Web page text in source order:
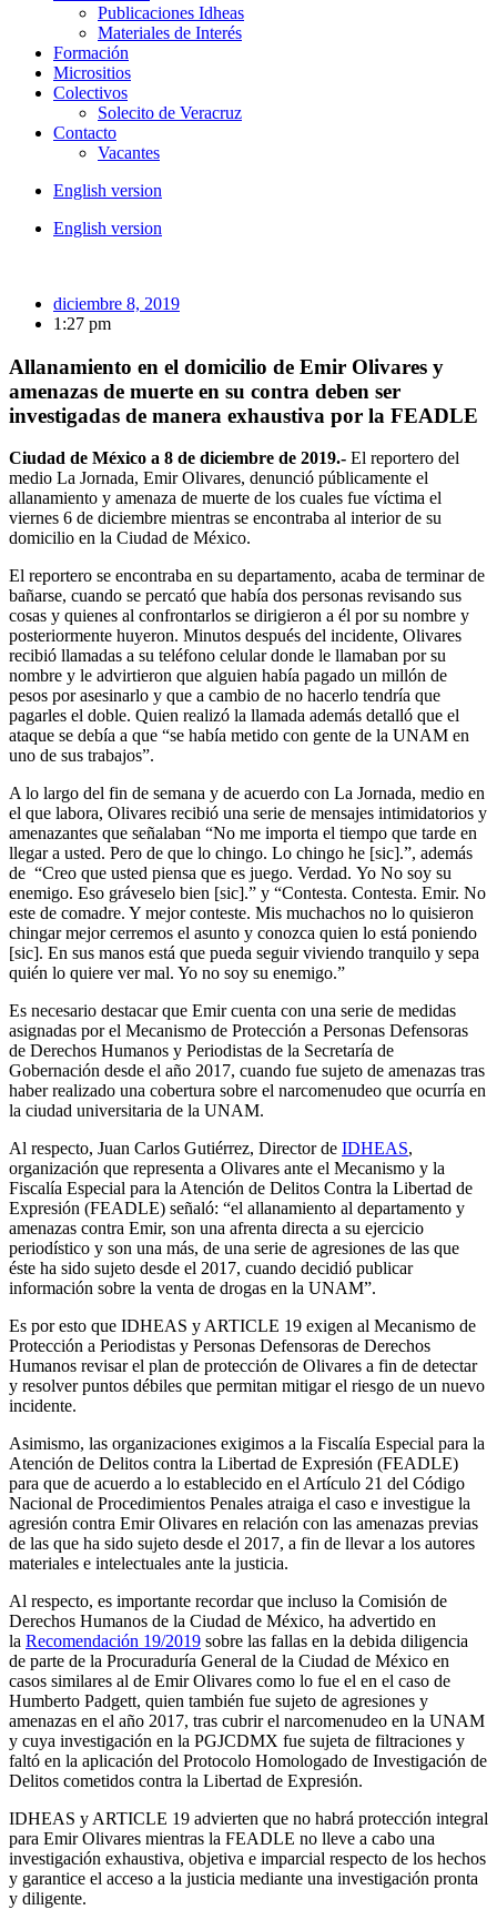
Publicaciones Idheas
Materiales de Interés
Formación
Micrositios
Colectivos
Solecito de Veracruz
Contacto
Vacantes
English version
English version
diciembre 8, 2019
1:27 pm
Allanamiento en el domicilio de Emir Olivares y
amenazas de muerte en su contra deben ser
investigadas de manera exhaustiva por la FEADLE
Ciudad de México a 8 de diciembre de 2019.- El reportero del
medio La Jornada, Emir Olivares, denunció públicamente el
allanamiento y amenaza de muerte de los cuales fue víctima el
viernes 6 de diciembre mientras se encontraba al interior de su
domicilio en la Ciudad de México.
El reportero se encontraba en su departamento, acaba de terminar de
bañarse, cuando se percató que había dos personas revisando sus
cosas y quienes al confrontarlos se dirigieron a él por su nombre y
posteriormente huyeron. Minutos después del incidente, Olivares
recibió llamadas a su teléfono celular donde le llamaban por su
nombre y le advirtieron que alguien había pagado un millón de
pesos por asesinarlo y que a cambio de no hacerlo tendría que
pagarles el doble. Quien realizó la llamada además detalló que el
ataque se debía a que “se había metido con gente de la UNAM en
uno de sus trabajos”.
A lo largo del fin de semana y de acuerdo con La Jornada, medio en
el que labora, Olivares recibió una serie de mensajes intimidatorios y
amenazantes que señalaban “No me importa el tiempo que tarde en
llegar a usted. Pero de que lo chingo. Lo chingo he [sic].”, además
de “Creo que usted piensa que es juego. Verdad. Yo No soy su
enemigo. Eso gráveselo bien [sic].” y “Contesta. Contesta. Emir. No
este de comadre. Y mejor conteste. Mis muchachos no lo quisieron
chingar mejor cerremos el asunto y conozca quien lo está poniendo
[sic]. En sus manos está que pueda seguir viviendo tranquilo y sepa
quién lo quiere ver mal. Yo no soy su enemigo.”
Es necesario destacar que Emir cuenta con una serie de medidas
asignadas por el Mecanismo de Protección a Personas Defensoras
de Derechos Humanos y Periodistas de la Secretaría de
Gobernación desde el año 2017, cuando fue sujeto de amenazas tras
haber realizado una cobertura sobre el narcomenudeo que ocurría en
la ciudad universitaria de la UNAM.
Al respecto, Juan Carlos Gutiérrez, Director de IDHEAS,
organización que representa a Olivares ante el Mecanismo y la
Fiscalía Especial para la Atención de Delitos Contra la Libertad de
Expresión (FEADLE) señaló: “el allanamiento al departamento y
amenazas contra Emir, son una afrenta directa a su ejercicio
periodístico y son una más, de una serie de agresiones de las que
éste ha sido sujeto desde el 2017, cuando decidió publicar
información sobre la venta de drogas en la UNAM”.
Es por esto que IDHEAS y ARTICLE 19 exigen al Mecanismo de
Protección a Periodistas y Personas Defensoras de Derechos
Humanos revisar el plan de protección de Olivares a fin de detectar
y resolver puntos débiles que permitan mitigar el riesgo de un nuevo
incidente.
Asimismo, las organizaciones exigimos a la Fiscalía Especial para la
Atención de Delitos contra la Libertad de Expresión (FEADLE)
para que de acuerdo a lo establecido en el Artículo 21 del Código
Nacional de Procedimientos Penales atraiga el caso e investigue la
agresión contra Emir Olivares en relación con las amenazas previas
de las que ha sido sujeto desde el 2017, a fin de llevar a los autores
materiales e intelectuales ante la justicia.
Al respecto, es importante recordar que incluso la Comisión de
Derechos Humanos de la Ciudad de México, ha advertido en
la Recomendación 19/2019 sobre las fallas en la debida diligencia
de parte de la Procuraduría General de la Ciudad de México en
casos similares al de Emir Olivares como lo fue el en el caso de
Humberto Padgett, quien también fue sujeto de agresiones y
amenazas en el año 2017, tras cubrir el narcomenudeo en la UNAM
y cuya investigación en la PGJCDMX fue sujeta de filtraciones y
faltó en la aplicación del Protocolo Homologado de Investigación de
Delitos cometidos contra la Libertad de Expresión.
IDHEAS y ARTICLE 19 advierten que no habrá protección integral
para Emir Olivares mientras la FEADLE no lleve a cabo una
investigación exhaustiva, objetiva e imparcial respecto de los hechos
y garantice el acceso a la justicia mediante una investigación pronta
y diligente.